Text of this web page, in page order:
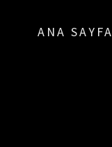
ANA SAYFA